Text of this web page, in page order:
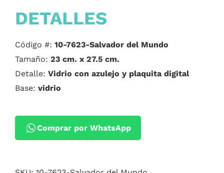
DETALLES
Código #: 10-7623-Salvador del Mundo
Tamaño: 23 cm. x 27.5 cm.
Detalle: Vidrio con azulejo y plaquita digital
Base: vidrio
Comprar por WhatsApp